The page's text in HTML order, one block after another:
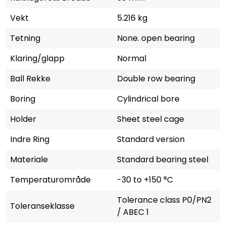
Vekt
5.216 kg
Tetning
None. open bearing
Klaring/glapp
Normal
Ball Rekke
Double row bearing
Boring
Cylindrical bore
Holder
Sheet steel cage
Indre Ring
Standard version
Materiale
Standard bearing steel
Temperaturområde
-30 to +150 °C
Toleranseklasse
Tolerance class P0/PN2
/ ABEC 1